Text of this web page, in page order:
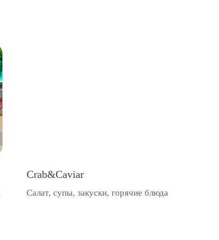
Crab&Caviar
Салат, супы, закуски, горячие блюда